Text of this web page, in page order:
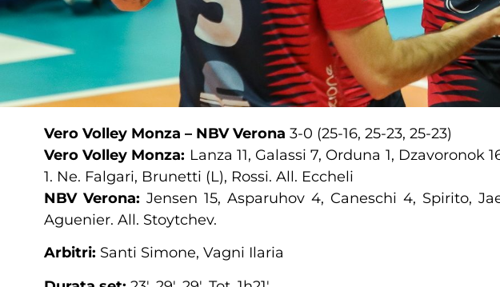
Vero Volley Monza – NBV Verona 3-0 (25-16, 25-23, 25-23)
Vero Volley Monza: Lanza 11, Galassi 7, Orduna 1,
1. Ne. Falgari, Brunetti (L), Rossi. All. Eccheli
NBV Verona:Jensen 15, Asparuhov 4, Caneschi 4, Spirito,
Aguenier. All. Stoytchev.
Arbitri: Santi Simone, Vagni Ilaria